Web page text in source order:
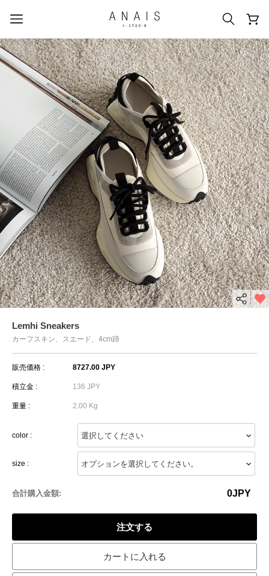
人気のクエリ
#신상5%할인 #아나이스 제작
#MD추천 #당일발송 #BEST OF BEST
Lemhi Sneakers
カーフスキン、スエード、4cm蹄
販売価格 : 8727.00 JPY
積立金 : 136 JPY
重量 : 2.00 Kg
color :
size :
合計購入金額: 0JPY
注文する
カートに入れる